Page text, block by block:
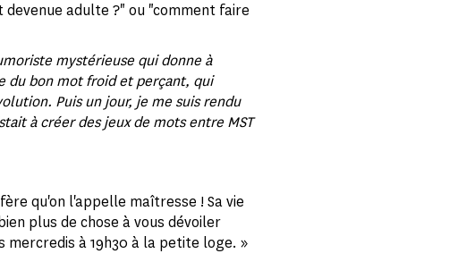
adulte ?" ou "comment faire
mystérieuse qui donne à
du bon mot froid et perçant, qui
Puis un jour, je me suis rendu
à créer des jeux de mots entre MST
qu'on l'appelle maîtresse ! Sa vie
plus de chose à vous dévoiler
mercredis à 19h30 à la petite loge. »